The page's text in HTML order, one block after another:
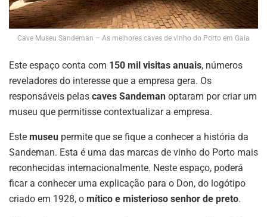
Cave Museu Sandeman – As melhores caves de vinho do Porto em Gaia
Este espaço conta com 150 mil visitas anuais, números
reveladores do interesse que a empresa gera. Os
responsáveis pelas caves Sandeman optaram por criar um
museu que permitisse contextualizar a empresa.
Este museu permite que se fique a conhecer a história da
Sandeman. Esta é uma das marcas de vinho do Porto mais
reconhecidas internacionalmente. Neste espaço, poderá
ficar a conhecer uma explicação para o Don, do logótipo
criado em 1928, o mítico e misterioso senhor de preto.